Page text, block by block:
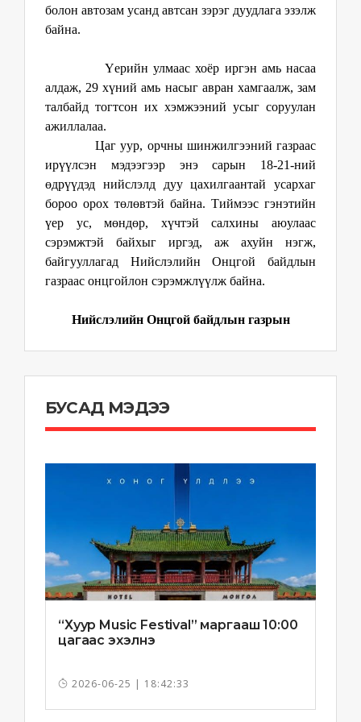
болон автозам усанд автсан зэрэг дуудлага эзэлж
байна.
Үерийн улмаас хоёр иргэн амь насаа
алдаж, 29 хүний амь насыг авран хамгаалж, зам
талбайд тогтсон их хэмжээний усыг соруулан
ажиллалаа.
Цаг уур, орчны шинжилгээний газраас
ирүүлсэн мэдээгээр энэ сарын 18-21-ний
өдрүүдэд нийслэлд дуу цахилгаантай усархаг
бороо орох төлөвтэй байна. Тиймээс гэнэтийн
үер ус, мөндөр, хүчтэй салхины аюулаас
сэрэмжтэй байхыг иргэд, аж ахуйн нэгж,
байгууллагад Нийслэлийн Онцгой байдлын
газраас онцгойлон сэрэмжлүүлж байна.
Нийслэлийн Онцгой байдлын газрын
БУСАД МЭДЭЭ
“Хуур Music Festival” маргааш 10:00
цагаас эхэлнэ
2026-06-25 | 18:42:33